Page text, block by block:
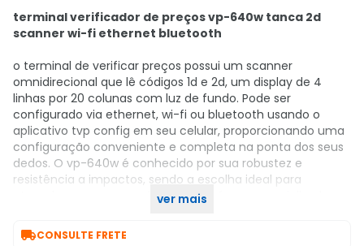
terminal verificador de preços vp-640w tanca 2d
scanner wi-fi ethernet bluetooth
o terminal de verificar preços possui um scanner
omnidirecional que lê códigos 1d e 2d, um display de 4
linhas por 20 colunas com luz de fundo. Pode ser
configurado via ethernet, wi-fi ou bluetooth usando o
aplicativo tvp config em seu celular, proporcionando uma
configuração conveniente e completa na ponta dos seus
dedos. O vp-640w é conhecido por sua robustez e
resistência a impactos, sendo a escolha ideal para
atacados, supermercados e outras áreas especializadas.
ver mais
CONSULTE FRETE